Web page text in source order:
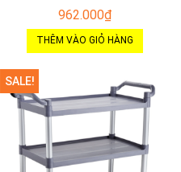
962.000₫
THÊM VÀO GIỎ HÀNG
SALE!